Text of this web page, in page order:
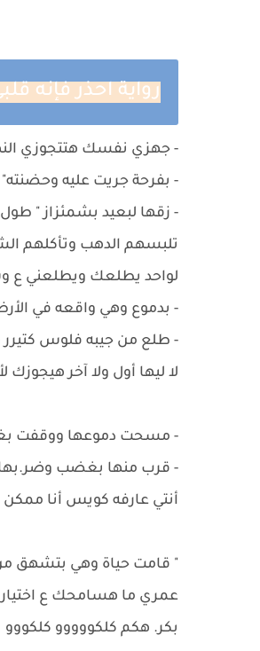
رواية احذر فإنه
- جهزي نفسك هتتجوزي
- ‏بفرحة جريت عليه
- ‏زقها لبعيد بشمئزاز "
تلبسهم الدهب وتأكلهم
لواحد يطلعك ويطلعني ع
- ‏بدموع وهي واقعه في
- ‏طلع من جيبه فلوس
لا ليها أول ولا آخر هيجوزك
- ‏مسحت دموعها ووقفت
- ‏قرب منها بغضب وضر.بها
أنتي عارفه كويس أنا
" قامت حياة وهي بتشهق
عمري ما هسامحك ع
بكر. هكم كلكووووو كلكووو